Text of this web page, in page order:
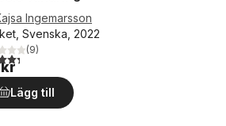
Ingemarsson
Svenska, 2022
5 stjärnor. Totalt antal röster:
(9)
Lägg till